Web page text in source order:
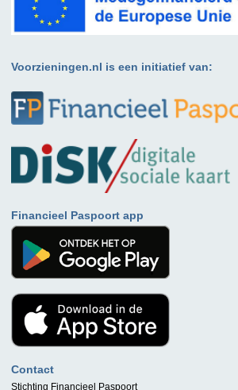
Voorzieningen.nl is een initiatief van:
Financieel Paspoort app
Contact
Stichting Financieel Paspoort